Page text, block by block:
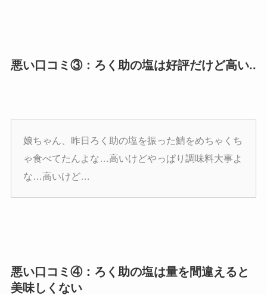
悪い口コミ③：ろく助の塩は好評だけど高い..
娘ちゃん、昨日ろく助の塩を振った鯖をめちゃくち
ゃ食べてたんよな…高いけどやっぱり調味料大事よ
な…高いけど…
悪い口コミ④：ろく助の塩は量を間違えると
美味しくない